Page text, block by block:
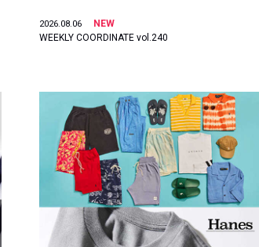
2026.08.06
NEW
WEEKLY COORDINATE vol.240